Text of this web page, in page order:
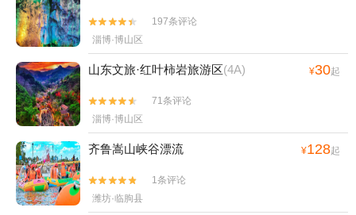


197条评论
淄博·博山区
山东文旅·红叶柿岩旅游区(4A) ¥30起


71条评论
淄博·博山区
齐鲁嵩山峡谷漂流 ¥128起


1条评论
潍坊·临朐县